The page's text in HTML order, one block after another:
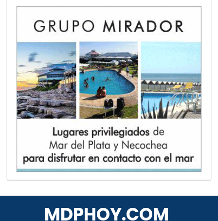
MDPHOY.COM